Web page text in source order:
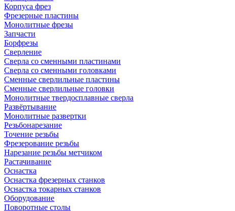
Корпуса фрез
Фрезерные пластины
Монолитные фрезы
Запчасти
Борфрезы
Сверление
Сверла со сменными пластинами
Сверла со сменными головками
Сменные сверлильные пластины
Сменные сверлильные головки
Монолитные твердосплавные сверла
Развёртывание
Монолитные развертки
Резьбонарезание
Точение резьбы
Фрезерование резьбы
Нарезание резьбы метчиком
Растачивание
Оснастка
Оснастка фрезерных станков
Оснастка токарных станков
Оборудование
Поворотные столы